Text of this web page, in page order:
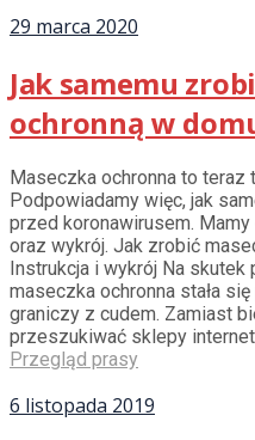
29 marca 2020
Jak samemu
ochronną w
Maseczka ochronna to teraz
Podpowiadamy więc, jak
przed koronawirusem.
oraz wykrój. Jak zrobić
Instrukcja i wykrój Na skutek
maseczka ochronna stała
graniczy z cudem. Zamiast
przeszukiwać sklepy
Przegląd prasy
6 listopada 2019